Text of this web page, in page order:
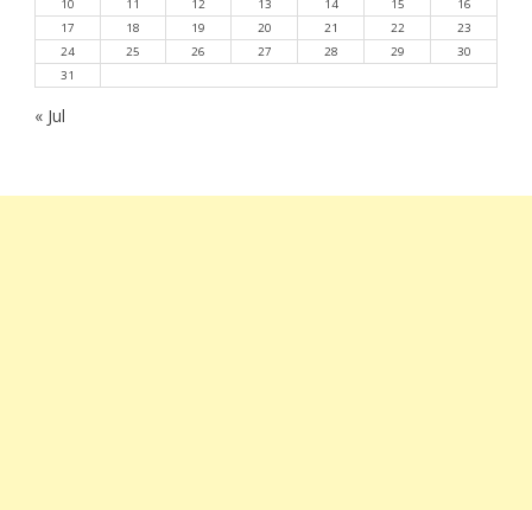
10
11 12 13 14 15
16
17
18 19 20 21 22
23
24
25 26 27 28 29
30
31
« Jul